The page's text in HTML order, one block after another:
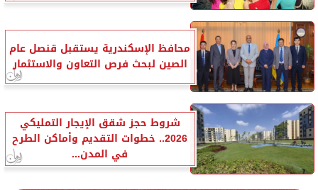
محافظ الإسكندرية يستقبل قنصل عام
الصين لبحث فرص التعاون والاستثمار
شروط حجز شقق الإيجار التمليكي
2026.. خطوات التقديم وأماكن الطرح
في المدن...